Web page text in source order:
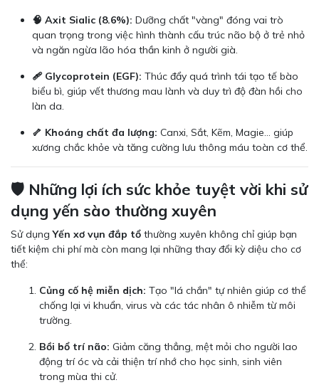
🧠 Axit Sialic (8.6%): Dưỡng chất "vàng" đóng vai trò
quan trọng trong việc hình thành cấu trúc não bộ ở trẻ nhỏ
và ngăn ngừa lão hóa thần kinh ở người già.
🩹 Glycoprotein (EGF): Thúc đẩy quá trình tái tạo tế bào
biểu bì, giúp vết thương mau lành và duy trì độ đàn hồi cho
làn da.
🦴 Khoáng chất đa lượng: Canxi, Sắt, Kẽm, Magie... giúp
xương chắc khỏe và tăng cường lưu thông máu toàn cơ thể.
🛡️ Những lợi ích sức khỏe tuyệt vời khi sử
dụng yến sào thường xuyên
Sử dụngYến xơ vụn đắp tổ thường xuyên không chỉ giúp bạn
tiết kiệm chi phí mà còn mang lại những thay đổi kỳ diệu cho cơ
thể:
Củng cố hệ miễn dịch: Tạo "lá chắn" tự nhiên giúp cơ thể
chống lại vi khuẩn, virus và các tác nhân ô nhiễm từ môi
trường.
Bồi bổ trí não: Giảm căng thẳng, mệt mỏi cho người lao
động trí óc và cải thiện trí nhớ cho học sinh, sinh viên
trong mùa thi cử.